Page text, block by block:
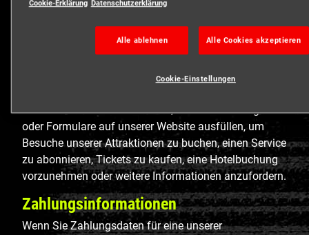
Wir können Kontaktinformationen sammeln, um mit
Ihnen über unsere Dienstleistungen und Ihre
Buchungen zu kommunizieren. Dazu können Ihr
Mail-Adresse, Ihr Geburtsdatum oder der Name Ihres
Informationen direkt von Ihnen, wenn Sie Umfragen
oder Formulare auf unserer Website ausfüllen, um
Besuche unserer Attraktionen zu buchen, einen Service
zu abonnieren, Tickets zu kaufen, eine Hotelbuchung
vorzunehmen oder weitere Informationen anzufordern.
Zahlungsinformationen
Wenn Sie Zahlungsdaten für eine unserer
Cookie-Erklärung Datenschutzerklärung
Alle ablehnen Alle Cookies akzeptieren
Cookie-Einstellungen